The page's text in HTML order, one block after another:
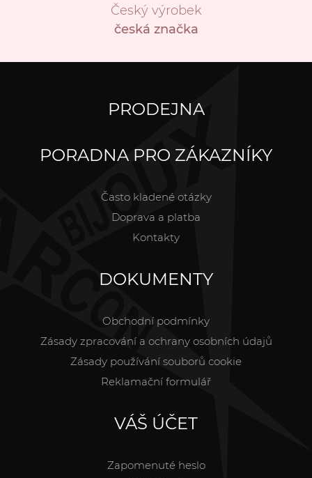
Český výrobek
česká značka
PRODEJNA
PORADNA PRO ZÁKAZNÍKY
Často kladené otázky
Doprava a platba
Kontakty
DOKUMENTY
Obchodní podmínky
Zásady zpracování a ochrany osobních údajů
Zásady používání souborů cookie
Reklamační formulář
VÁŠ ÚČET
Zapomenuté heslo